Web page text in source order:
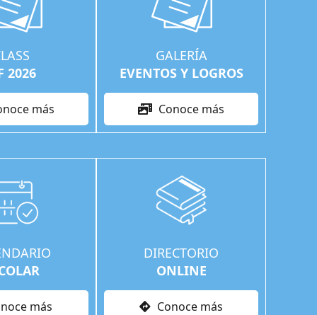
2026
más
GALERÍA
EVENTOS Y LOGROS
Conoce más
más
DIRECTORIO
ONLINE
Conoce más